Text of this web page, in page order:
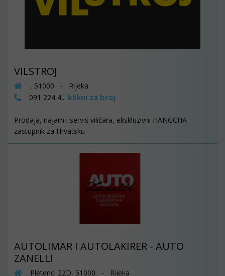
VILSTROJ
, 51000 - Rijeka
091 224 4... klikni za broj
Prodaja, najam i servis viličara, ekskluzivni HANGCHA
zastupnik za Hrvatsku
AUTOLIMAR I AUTOLAKIRER - AUTO
ZANELLI
Pletenci 22D, 51000 - Rijeka